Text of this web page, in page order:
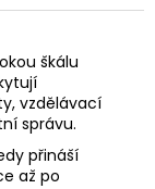
škálu
vzdělávací
správu.
přináší
až po